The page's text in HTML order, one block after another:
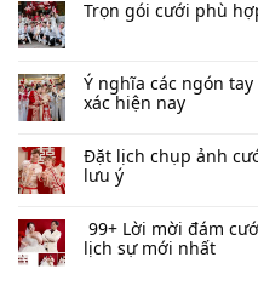
Trọn gói cưới phù
Ý nghĩa các ngón
xác hiện nay
Đặt lịch chụp ảnh
lưu ý
99+ Lời mời đám
lịch sự mới nhất